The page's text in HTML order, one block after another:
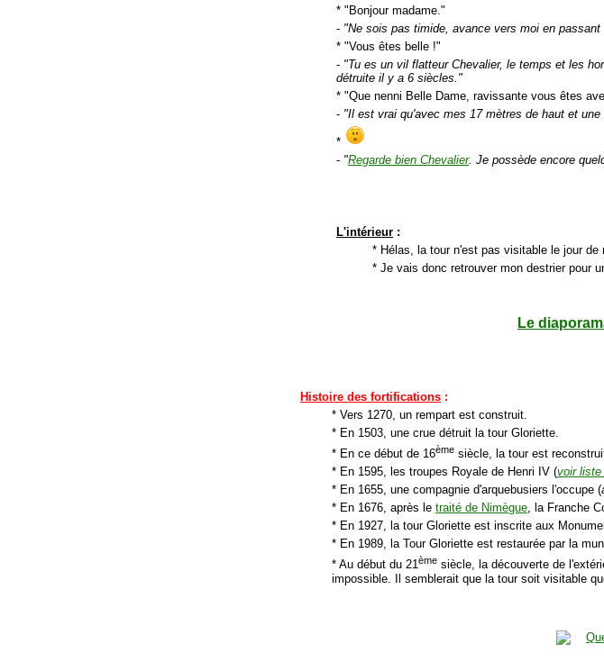
* "Bonjour madame."
- "Ne sois pas timide, avance vers moi en
* "Vous êtes belle !"
- "Tu es un vil flatteur Chevalier, le temps et les
détruite il y a 6 siècles."
* "Que nenni Belle Dame, ravissante vous êtes
- "Il est vrai qu'avec mes 17 mètres de haut et
*
- "Regarde bien Chevalier. Je possède encore
L'intérieur :
* Hélas, la tour n'est pas visitable le jour de
* Je vais donc retrouver mon destrier pour
Le
Histoire des fortifications :
* Vers 1270, un rempart est construit.
* En 1503, une crue détruit la tour Gloriette.
* En ce début de 16ème siècle, la tour est
* En 1595, les troupes Royale de Henri IV (voir
* En 1655, une compagnie d'arquebusiers l'occupe (
* En 1676, après letraité de Nimègue, la Franche
* En 1927, la tour Gloriette est inscrite aux
* En 1989, la Tour Gloriette est restaurée par la
* Au début du 21ème siècle, la découverte de
impossible. Il semblerait que la tour soit visitable